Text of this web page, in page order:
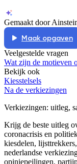
Gemaakt door
Maak opgaven
Veelgestelde vragen
Wat zijn de motieven
Bekijk ook
Kiesstelsels
Na de verkiezingen
Verkiezingen: uitleg,
Krijg de beste uitleg
coronacrisis en
kiesdelen,
nederlandse
opiniepeilingen,